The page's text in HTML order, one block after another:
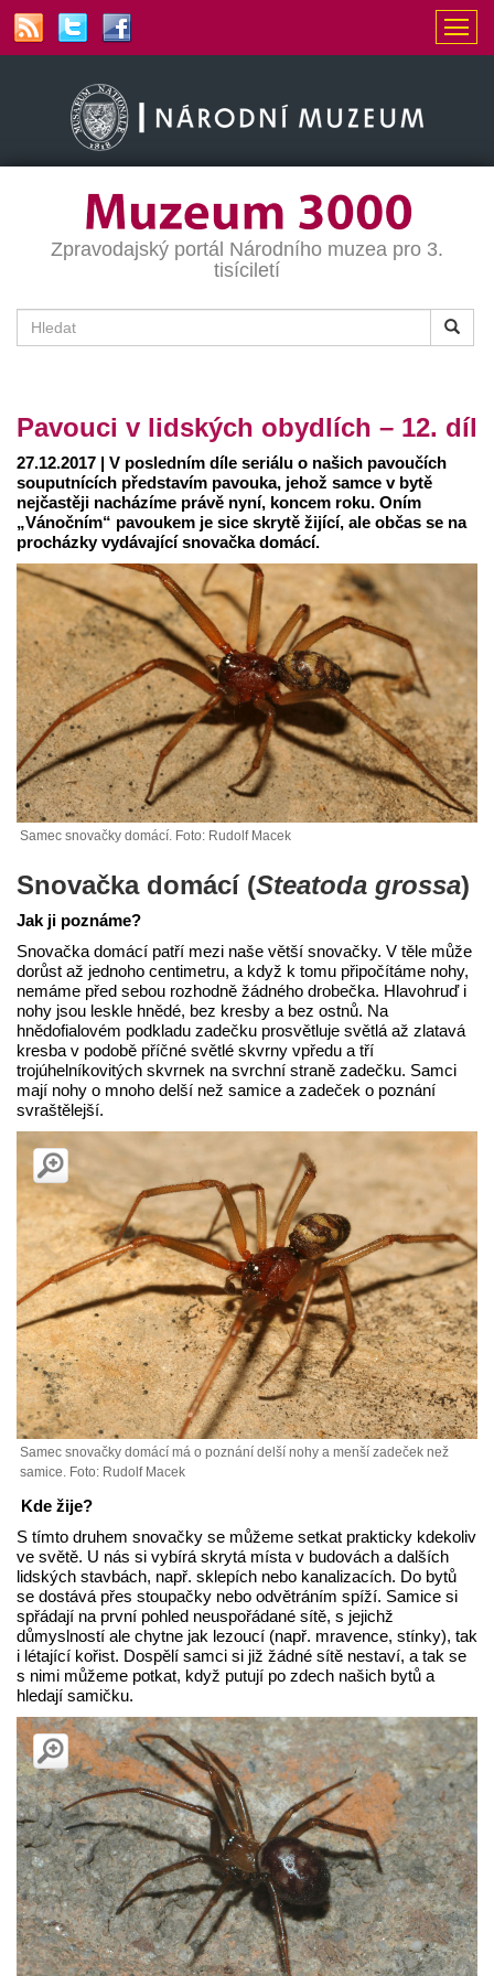
Zpravodajský portál Národního muzea pro 3.
tisíciletí
Pavouci v lidských obydlích – 12. díl
27.12.2017 | V posledním díle seriálu o našich pavoučích
souputnících představím pavouka, jehož samce v bytě
nejčastěji nacházíme právě nyní, koncem roku. Oním
„Vánočním“ pavoukem je sice skrytě žijící, ale občas se na
procházky vydávající snovačka domácí.
Samec snovačky domácí. Foto: Rudolf Macek
Snovačka domácí (Steatoda grossa)
Jak ji poznáme?
Snovačka domácí patří mezi naše větší snovačky. V těle může
dorůst až jednoho centimetru, a když k tomu připočítáme nohy,
nemáme před sebou rozhodně žádného drobečka. Hlavohruď i
nohy jsou leskle hnědé, bez kresby a bez ostnů. Na
hnědofialovém podkladu zadečku prosvětluje světlá až zlatavá
kresba v podobě příčné světlé skvrny vpředu a tří
trojúhelníkovitých skvrnek na svrchní straně zadečku. Samci
mají nohy o mnoho delší než samice a zadeček o poznání
svraštělejší.
Samec snovačky domácí má o poznání delší nohy a menší zadeček než
samice. Foto: Rudolf Macek
Kde žije?
S tímto druhem snovačky se můžeme setkat prakticky kdekoliv
ve světě. U nás si vybírá skrytá místa v budovách a dalších
lidských stavbách, např. sklepích nebo kanalizacích. Do bytů
se dostává přes stoupačky nebo odvětráním spíží. Samice si
spřádají na první pohled neuspořádané sítě, s jejichž
důmyslností ale chytne jak lezoucí (např. mravence, stínky), tak
i létající kořist. Dospělí samci si již žádné sítě nestaví, a tak se
s nimi můžeme potkat, když putují po zdech našich bytů a
hledají samičku.